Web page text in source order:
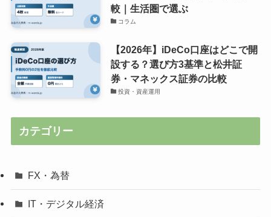
較｜生活圏で選ぶ
コラム
【2026年】iDeCo口座はどこで開
設する？選び方3基準と松井証
券・マネックス証券の比較
投資・資産運用
カテゴリー
FX・為替
IT・デジタル経済